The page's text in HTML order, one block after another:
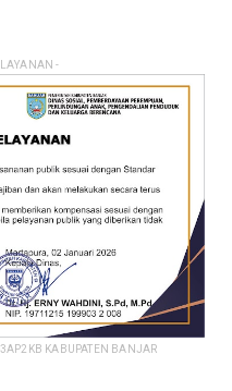
-
KABUPATEN BANJAR